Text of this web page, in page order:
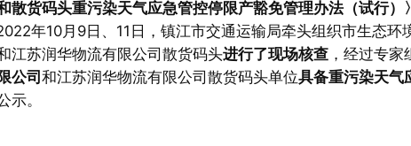
散货码头重污染天气应急管控停限产豁免管理办法（试行）
年10月9日、11日，镇江市交通运输局牵头组织市生态环
江苏润华物流有限公司散货码头进行了现场核查 ，经过专家
公司 和江苏润华物流有限公司散货码头单位具备重污染天气
示。